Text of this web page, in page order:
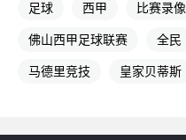
足球 西甲 比赛录像
佛山西甲足球联赛 全民
马德里竞技 皇家贝蒂斯